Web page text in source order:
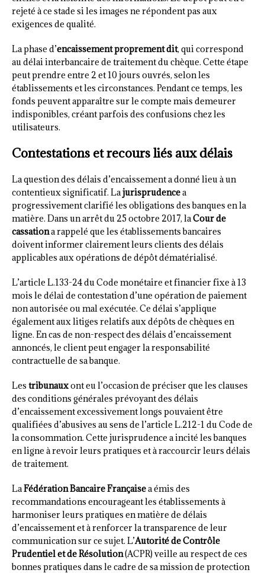
rejeté à ce stade si les images ne répondent pas aux
exigences de qualité.
La phase d’encaissement proprement dit, qui correspond
au délai interbancaire de traitement du chèque. Cette étape
peut prendre entre 2 et 10 jours ouvrés, selon les
établissements et les circonstances. Pendant ce temps, les
fonds peuvent apparaître sur le compte mais demeurer
indisponibles, créant parfois des confusions chez les
utilisateurs.
Contestations et recours liés aux délais
La question des délais d’encaissement a donné lieu à un
contentieux significatif. Lajurisprudencea
progressivement clarifié les obligations des banques en la
matière. Dans un arrêt du 25 octobre 2017, laCour de
cassationa rappelé que les établissements bancaires
doivent informer clairement leurs clients des délais
applicables aux opérations de dépôt dématérialisé.
L’article L.133-24 du Code monétaire et financier fixe à 13
mois le délai de contestation d’une opération de paiement
non autorisée ou mal exécutée. Ce délai s’applique
également aux litiges relatifs aux dépôts de chèques en
ligne. En cas de non-respect des délais d’encaissement
annoncés, le client peut engager la responsabilité
contractuelle de sa banque.
Les tribunauxont eu l’occasion de préciser que les clauses
des conditions générales prévoyant des délais
d’encaissement excessivement longs pouvaient être
qualifiées d’abusives au sens de l’article L.212-1 du Code de
la consommation. Cette jurisprudence a incité les banques
en ligne à revoir leurs pratiques et à raccourcir leurs délais
de traitement.
LaFédération Bancaire Françaisea émis des
recommandations encourageant les établissements à
harmoniser leurs pratiques en matière de délais
d’encaissement et à renforcer la transparence de leur
communication sur ce sujet. L’Autorité de Contrôle
Prudentiel et de Résolution(ACPR) veille au respect de ces
bonnes pratiques dans le cadre de sa mission de protection